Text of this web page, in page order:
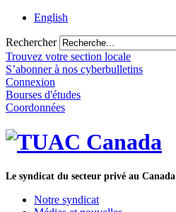
English
Rechercher
Trouvez votre section locale
S’abonner à nos cyberbulletins
Connexion
Bourses d'études
Coordonnées
Le syndicat du secteur privé au Canada
Notre syndicat